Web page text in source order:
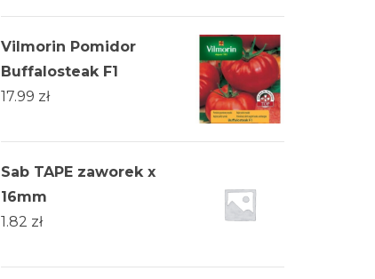
Vilmorin Pomidor
Buffalosteak F1
17.99 zł
Sab TAPE zaworek x
16mm
1.82 zł